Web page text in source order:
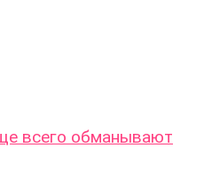
всего обманывают